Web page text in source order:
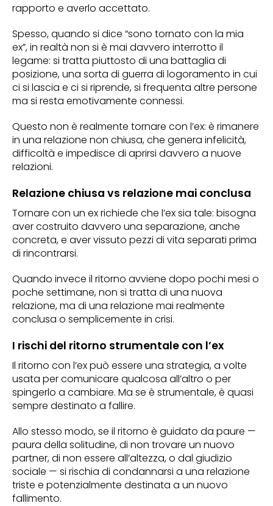
rapporto e averlo accettato.
Spesso, quando si dice “sono tornato con la mia
ex”, in realtà non si è mai davvero interrotto il
legame: si tratta piuttosto di una battaglia di
posizione, una sorta di guerra di logoramento in cui
ci si lascia e ci si riprende, si frequenta altre persone
ma si resta emotivamente connessi.
Questo non è realmente tornare con l’ex: è rimanere
in una relazione non chiusa, che genera infelicità,
difficoltà e impedisce di aprirsi davvero a nuove
relazioni.
Relazione chiusa vs relazione mai conclusa
Tornare con un ex richiede che l’ex sia tale: bisogna
aver costruito davvero una separazione, anche
concreta, e aver vissuto pezzi di vita separati prima
di rincontrarsi.
Quando invece il ritorno avviene dopo pochi mesi o
poche settimane, non si tratta di una nuova
relazione, ma di una relazione mai realmente
conclusa o semplicemente in crisi.
I rischi del ritorno strumentale con l’ex
Il ritorno con l’ex può essere una strategia, a volte
usata per comunicare qualcosa all’altro o per
spingerlo a cambiare. Ma se è strumentale, è quasi
sempre destinato a fallire.
Allo stesso modo, se il ritorno è guidato da paure —
paura della solitudine, di non trovare un nuovo
partner, di non essere all’altezza, o dal giudizio
sociale — si rischia di condannarsi a una relazione
triste e potenzialmente destinata a un nuovo
fallimento.